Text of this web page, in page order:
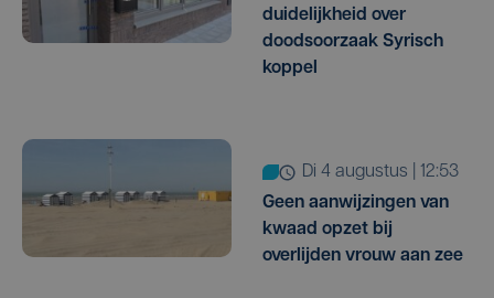
duidelijkheid over
doodsoorzaak Syrisch
koppel
di 4 augustus | 12:53
Geen aanwijzingen van
kwaad opzet bij
overlijden vrouw aan zee